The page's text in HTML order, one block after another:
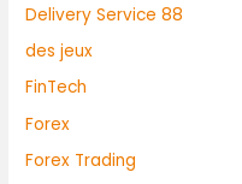
Delivery Service 88
des jeux
FinTech
Forex
Forex Trading